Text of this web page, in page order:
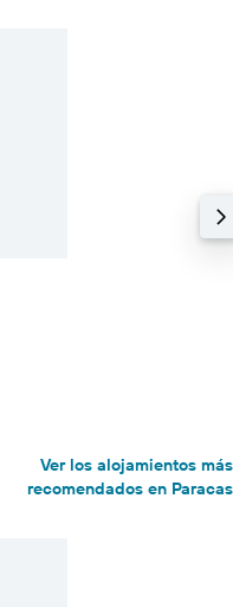
Ver los alojamientos más
recomendados en Paracas